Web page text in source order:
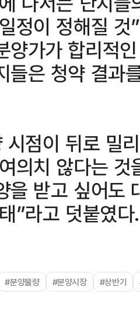
정이 정해질
양가가 합리적
들은 청약 결과
시점이 뒤로 밀
의치 않다는 것
을 받고 싶어도
”라고 덧붙였다.
#분양물량 #분양시장 #상반기